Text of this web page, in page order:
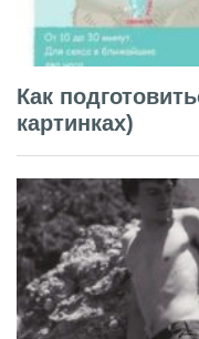
Как
картинках)